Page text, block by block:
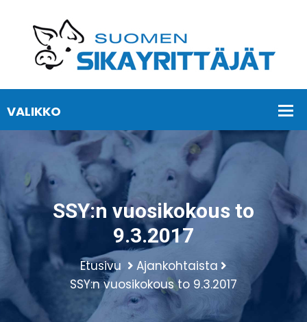
SSY:n vuosikokous to
9.3.2017
Etusivu
Ajankohtaista
SSY:n vuosikokous to 9.3.2017